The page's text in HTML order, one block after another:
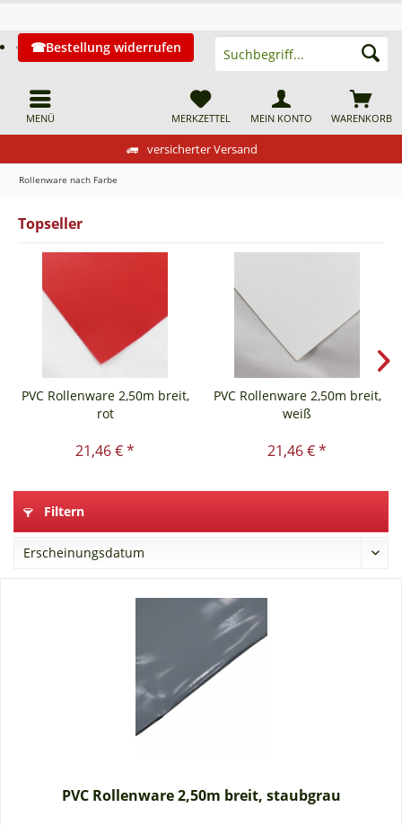
versicherter Versand
MENÜ
Bestellung widerrufen
WARENKORB
MERKZETTEL MEIN KONTO
Rollenware nach Farbe
Topseller
PVC Rollenware 2,50m breit,
rot
21,46 € *
PVC Rollenware 2,50m breit,
weiß
21,46 € *
Filtern
PVC Rollenware 2,50m breit, staubgrau